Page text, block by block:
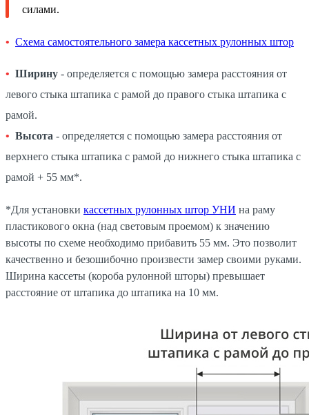
силами.
Схема самостоятельного замера кассетных рулонных штор
Ширину - определяется с помощью замера расстояния от
левого стыка штапика с рамой до правого стыка штапика с
рамой.
Высота - определяется с помощью замера расстояния от
верхнего стыка штапика с рамой до нижнего стыка штапика с
рамой + 55 мм*.
*Для установки кассетных рулонных штор УНИ на раму
пластикового окна (над световым проемом) к значению
высоты по схеме необходимо прибавить 55 мм. Это позволит
качественно и безошибочно произвести замер своими руками.
Ширина кассеты (короба рулонной шторы) превышает
расстояние от штапика до штапика на 10 мм.